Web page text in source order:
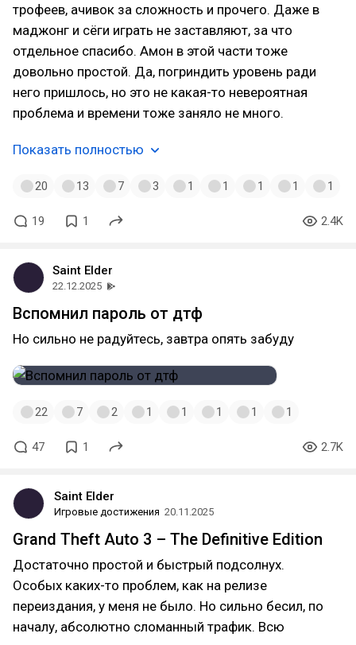
трофеев, ачивок за сложность и прочего. Даже в
маджонг и сёги играть не заставляют, за что
отдельное спасибо. Амон в этой части тоже
довольно простой. Да, погриндить уровень ради
него пришлось, но это не какая-то невероятная
проблема и времени тоже заняло не много.
Показать полностью
20 13 7 3 1 1 1 1 1
19 1 2.4K
Saint Elder
22.12.2025
Вспомнил пароль от дтф
Но сильно не радуйтесь, завтра опять забуду
22 7 2 1 1 1 1 1
47 1 2.7K
Saint Elder
Игровые достижения 20.11.2025
Grand Theft Auto 3 – The Definitive Edition
Достаточно простой и быстрый подсолнух.
Особых каких-то проблем, как на релизе
переиздания, у меня не было. Но сильно бесил, по
началу, абсолютно сломанный трафик. Всю